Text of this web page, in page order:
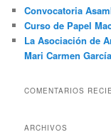
Convocatoria
Curso de Papel
La Asociación de
Mari Carmen
COMENTARIOS
ARCHIVOS